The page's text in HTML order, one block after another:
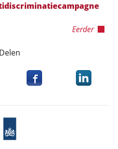
Eerder
Delen
item op Bluesky
Deel dit item opDeel dit